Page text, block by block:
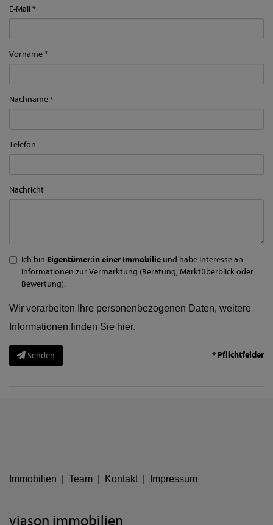
E-Mail
Vorname
Nachname
Telefon
Nachricht
Ich bin Eigentümer:in einer Immobilie und habe Interesse an
Informationen zur Vermarktung (Beratung, Marktüberblick oder
Bewertung).
Wir verarbeiten Ihre personenbezogenen Daten, weitere
Informationen finden Sie hier.
Senden * Pflichtfelder
Immobilien Team Kontakt Impressum
viason immobilien